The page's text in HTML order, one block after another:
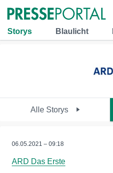
Storys Blaulicht
Alle Storys
06.05.2021 – 09:18
ARD Das Erste